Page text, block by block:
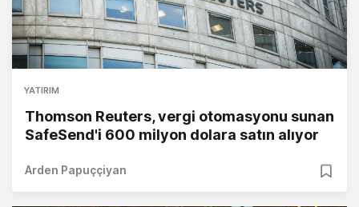
YATIRIM
Thomson Reuters, vergi otomasyonu sunan
SafeSend'i 600 milyon dolara satın alıyor
Arden Papuççiyan